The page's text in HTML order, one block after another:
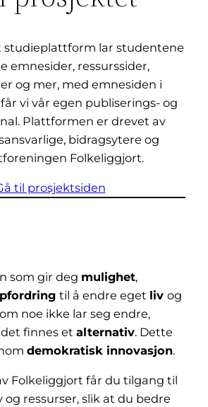
studieplattform lar studentene
emnesider, ressurssider,
og mer, med emnesiden i
vi vår egen publiserings- og
Plattformen er drevet av
bidragsytere og
Folkeliggjort.
til prosjektsiden
som gir deg mulighet,
til å endre eget liv og
noe ikke lar seg endre,
finnes et alternativ. Dette
demokratisk innovasjon.
Folkeliggjort får du tilgang til
ressurser, slik at du bedre